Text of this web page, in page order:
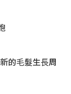
的⽑髮⽣⻑周